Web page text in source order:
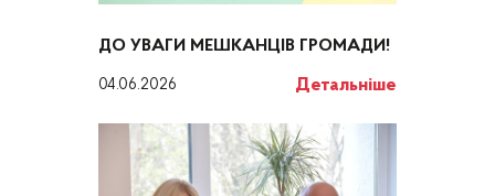
ДО УВАГИ МЕШКАНЦІВ ГРОМАДИ!
04.06.2026 Детальніше